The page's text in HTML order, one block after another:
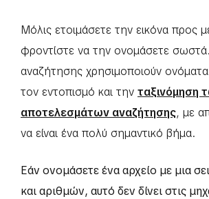
Μόλις ετοιμάσετε την εικόνα προς
φροντίστε να την ονομάσετε
αναζήτησης χρησιμοποιούν
τον εντοπισμό και την ταξινόμηση
αποτελεσμάτων αναζήτησης, με
να είναι ένα πολύ σημαντικό βήμα.
Εάν ονομάσετε ένα αρχείο με μια
και αριθμών, αυτό δεν δίνει στις